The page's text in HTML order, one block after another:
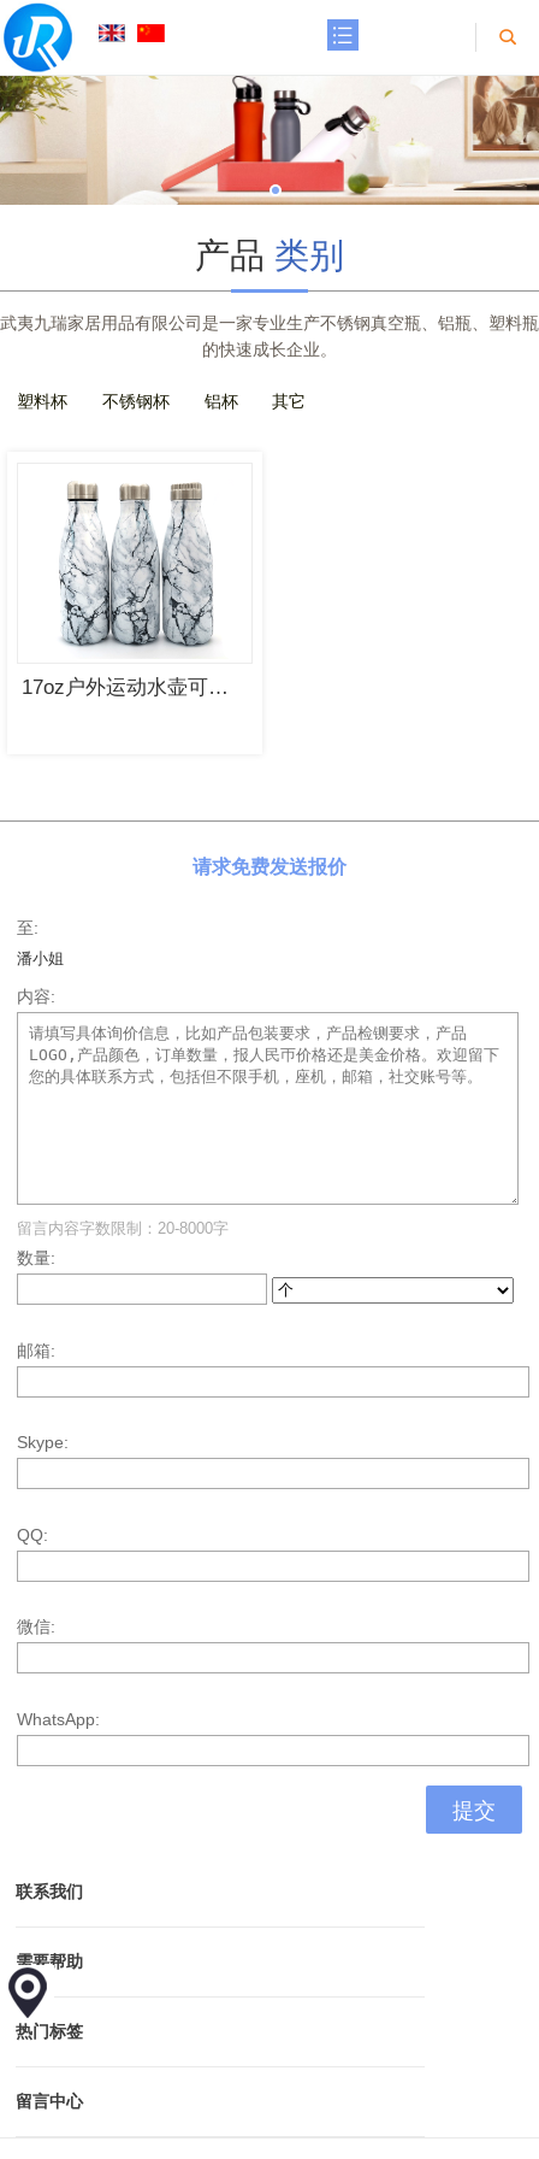
产品 类别
武夷九瑞家居用品有限公司是一家专业生产不锈钢真空瓶、铝瓶、塑料瓶
的快速成长企业。
塑料杯 不锈钢杯 铝杯 其它
17oz户外运动水壶可乐瓶双层不锈钢真空保温杯
请求免费发送报价
至:
潘小姐
内容:
留言内容字数限制：20-8000字
数量:
邮箱:
Skype:
QQ:
微信:
WhatsApp:
联系我们
需要帮助
热门标签
留言中心